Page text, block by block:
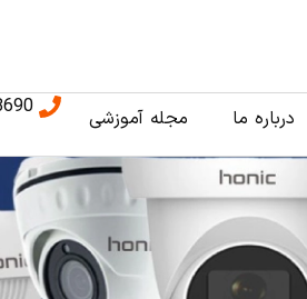
درباره ما مجله آموزشی